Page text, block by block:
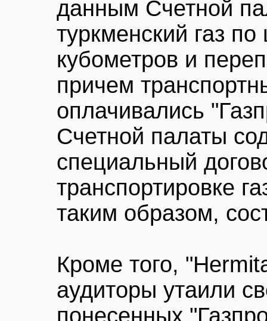
данным Счетной
туркменский газ
кубометров и
причем
оплачивались
Счетной палаты
специальный
транспортировке
таким образом,
Кроме того,
аудиторы утаили
понесенных